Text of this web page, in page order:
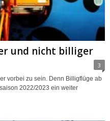
und nicht billiger
3
vorbei zu sein. Denn Billigflüge ab
2022/2023 ein weiter